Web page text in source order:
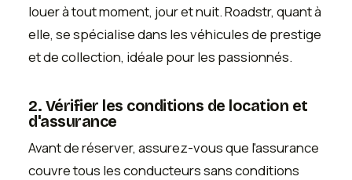
louer à tout moment, jour et nuit. Roadstr, quant à
elle, se spécialise dans les véhicules de prestige
et de collection, idéale pour les passionnés.
2. Vérifier les conditions de location et
d'assurance
Avant de réserver, assurez-vous que l'assurance
couvre tous les conducteurs sans conditions